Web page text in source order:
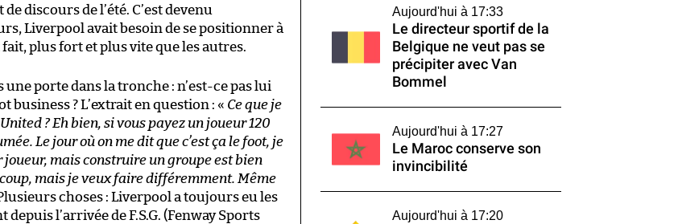
discours de l’été. C’est devenu
Liverpool avait besoin de se positionner à
plus fort et plus vite que les autres.
porte dans la tronche : n’est-ce pas lui
business ? L’extrait en question : « Ce que je
? Eh bien, si vous payez un joueur 120
Le jour où on me dit que c’est ça le foot, je
mais construire un groupe est bien
mais je veux faire différemment. Même
choses : Liverpool a toujours eu les
l’arrivée de F.S.G. (Fenway Sports
Aujourd'hui à 17:33
Le directeur sportif de la
Belgique ne veut pas se
précipiter avec Van
Bommel
Aujourd'hui à 17:27
Le Maroc conserve son
invincibilité
Aujourd'hui à 17:20